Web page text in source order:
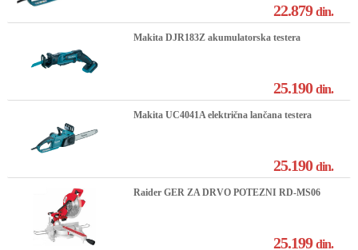
22.879din.
Makita DJR183Z akumulatorska testera
25.190din.
Makita UC4041A električna lančana testera
25.190din.
Raider GER ZA DRVO POTEZNI RD-MS06
25.199din.